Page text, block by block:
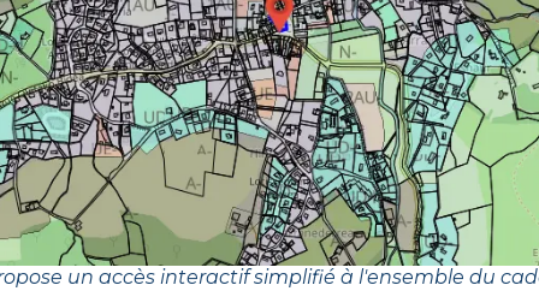
un accès interactif simplifié à l'ensemble du